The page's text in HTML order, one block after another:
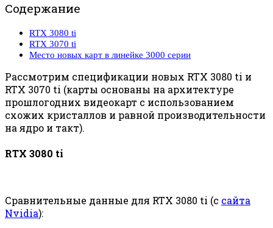
Содержание
RTX 3080 ti
RTX 3070 ti
Место новых карт в линейке 3000 серии
Рассмотрим спецификации новых RTX 3080 ti и
RTX 3070 ti (карты основаны на архитектуре
прошлогодних видеокарт с использованием
схожих кристаллов и равной производительности
на ядро и такт).
RTX 3080 ti
Сравнительные данные для RTX 3080 ti (с сайта
Nvidia):